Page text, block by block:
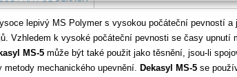
lepivý MS Polymer s vysokou počáteční pevností a
Vzhledem k vysoké počáteční pevnosti se časy upnutí
MS-5 může být také použit jako těsnění, jsou-li
metody mechanického upevnění. Dekasyl MS-5 se